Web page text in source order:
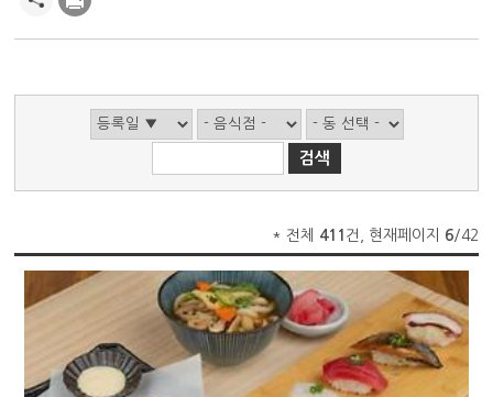
* 전체 411 건, 현재페이지 6/42